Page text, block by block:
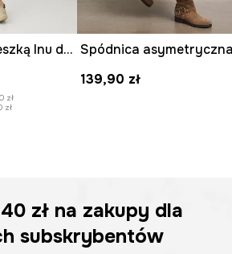
Spódnica z domieszką lnu damska midi z paskiem kolor beżowy
zł
zł
139,90 zł
40 zł na zakupy dla
subskrybentów